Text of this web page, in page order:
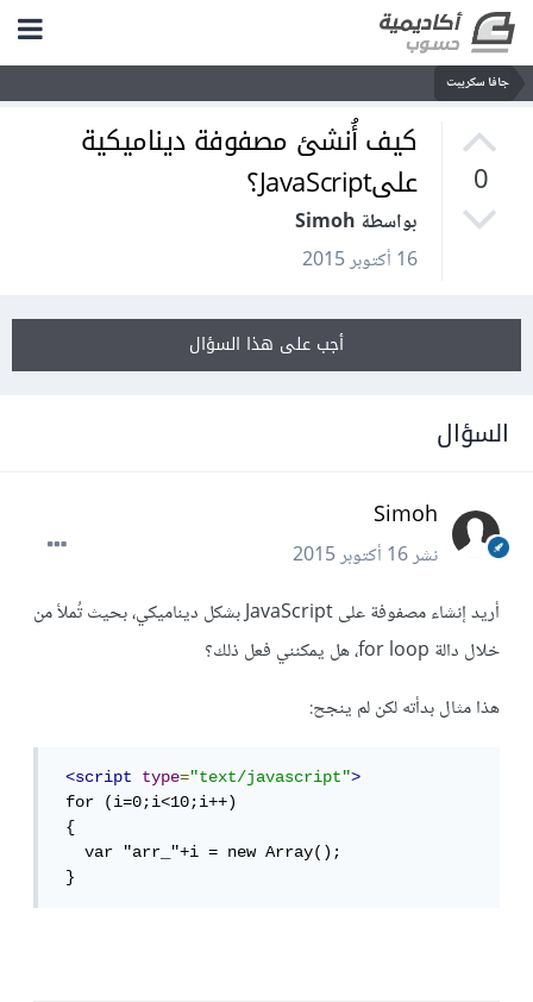
جافا سكريبت
0
كيف أُنشئ مصفوفة ديناميكية
علىJavaScript؟
بواسطة Simoh
16 أكتوبر 2015
أجب على هذا السؤال
السؤال
Simoh
نشر16 أكتوبر 2015
أريد إنشاء مصفوفة على JavaScript بشكل ديناميكي، بحيث تُملأ من
خلال دالة for loop، هل يمكنني فعل ذلك؟
هذا مثال بدأته لكن لم ينجح:
<script type="text/javascript">
for (i=0;i<10;i++)
{
   var "arr_"+i = new Array();
}